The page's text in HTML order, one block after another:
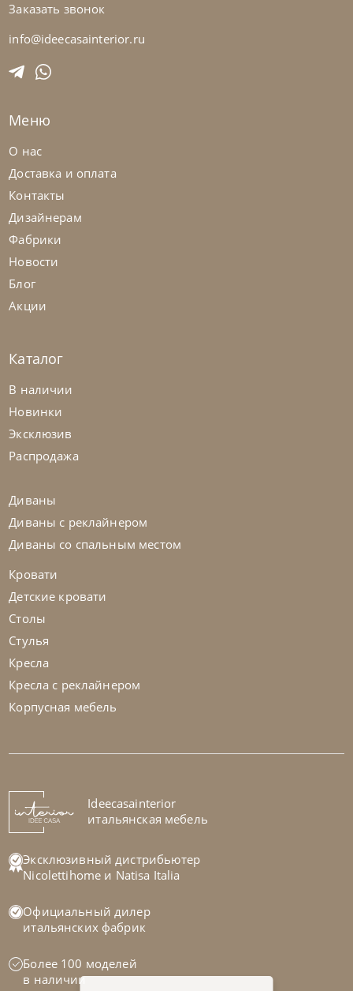
Samoa
Кровать Twice Angolo Alto
Samoa
Кровать Light
Кровать Zen
На заказ 45-90 дн
Заказать звонок
info@ideecasainterior.ru
Меню
О нас
Доставка и оплата
Контакты
Дизайнерам
Фабрики
Новости
Блог
Акции
Каталог
В наличии
Новинки
Эксклюзив
Распродажа
Диваны
Диваны с реклайнером
Диваны со спальным местом
Кровати
Детские кровати
Столы
Стулья
Кресла
Кресла с реклайнером
Корпусная мебель
Ideecasainterior
итальянская мебель
Эксклюзивный дистрибьютер
Nicolettihome и Natisa Italia
Официальный дилер
итальянских фабрик
Более 100 моделей
в наличии